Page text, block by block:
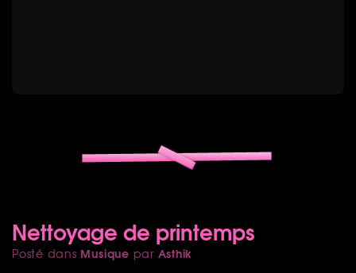
Nettoyage de printemps
Posté dans Musique par Asthik